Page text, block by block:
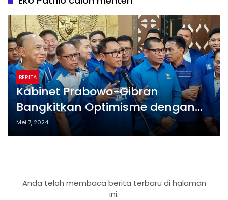
BERITA
Kabinet Prabowo-Gibran
Bangkitkan Optimisme dengan
Penunjukan Eko Patrio sebagai
Menteri oleh PAN
Mei 7, 2024
Anda telah membaca berita terbaru di halaman
ini.